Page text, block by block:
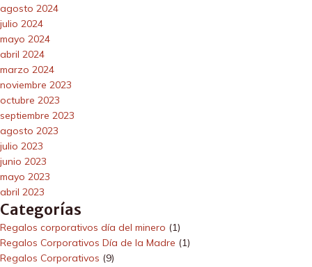
agosto 2024
julio 2024
mayo 2024
abril 2024
marzo 2024
noviembre 2023
octubre 2023
septiembre 2023
agosto 2023
julio 2023
junio 2023
mayo 2023
abril 2023
Categorías
Regalos corporativos día del minero (1)
Regalos Corporativos Día de la Madre (1)
Regalos Corporativos (9)